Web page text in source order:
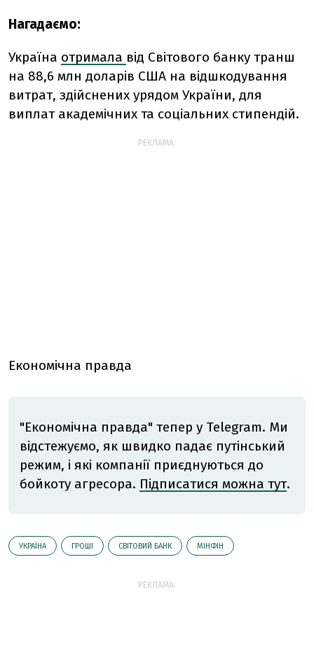
Нагадаємо:
Україна отримала від Світового банку транш
на 88,6 млн доларів США на відшкодування
витрат, здійснених урядом України, для
виплат академічних та соціальних стипендій.
РЕКЛАМА:
Економічна правда
"Економічна правда" тепер у Telegram. Ми
відстежуємо, як швидко падає путінський
режим, і які компанії приєднуються до
бойкоту агресора. Підписатися можна тут.
УКРАЇНА ГРОШІ СВІТОВИЙ БАНК МІНФІН
РЕКЛАМА: